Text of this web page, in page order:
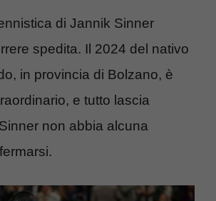
di Jannik Sinner
spedita. Il 2024 del nativo
in provincia di Bolzano, è
e tutto lascia
non abbia alcuna